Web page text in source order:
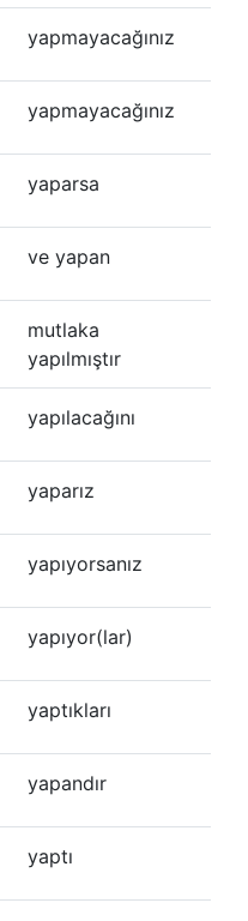
yapmayacağınız
yapmayacağınız
yaparsa
ve yapan
mutlaka
yapılmıştır
yapılacağını
yaparız
yapıyorsanız
yapıyor(lar)
yaptıkları
yapandır
yaptı